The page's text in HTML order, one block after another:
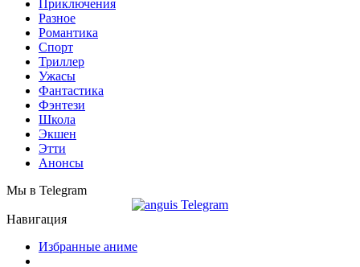
Приключения
Разное
Романтика
Спорт
Триллер
Ужасы
Фантастика
Фэнтези
Школа
Экшен
Этти
Анонсы
Мы в Telegram
Навигация
Избранные аниме